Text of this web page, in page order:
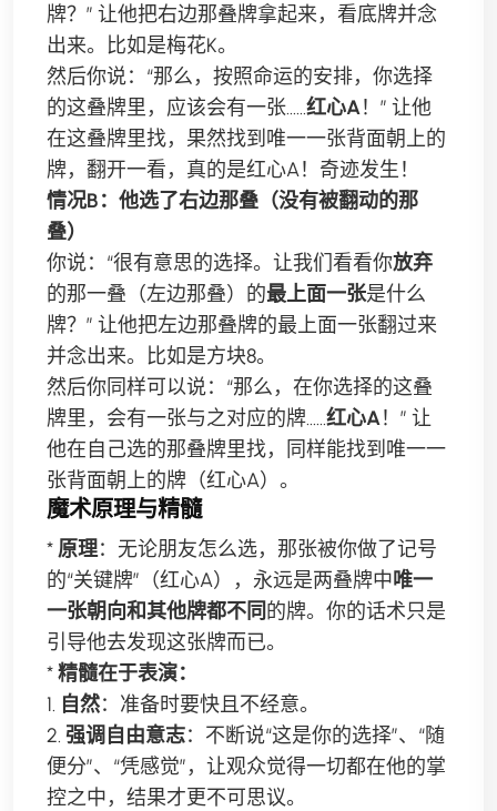
牌？” 让他把右边那叠牌拿起来，看底牌并念
出来。比如是梅花K。
然后你说：“那么，按照命运的安排，你选择
的这叠牌里，应该会有一张……红心A！” 让他
在这叠牌里找，果然找到唯一一张背面朝上的
牌，翻开一看，真的是红心A！奇迹发生！
情况B：他选了右边那叠（没有被翻动的那
叠）
你说：“很有意思的选择。让我们看看你放弃
的那一叠（左边那叠）的最上面一张是什么
牌？” 让他把左边那叠牌的最上面一张翻过来
并念出来。比如是方块8。
然后你同样可以说：“那么，在你选择的这叠
牌里，会有一张与之对应的牌……红心A！” 让
他在自己选的那叠牌里找，同样能找到唯一一
张背面朝上的牌（红心A）。
魔术原理与精髓
* 原理：无论朋友怎么选，那张被你做了记号
的“关键牌”（红心A），永远是两叠牌中唯一
一张朝向和其他牌都不同的牌。你的话术只是
引导他去发现这张牌而已。
*精髓在于表演：
1. 自然：准备时要快且不经意。
2. 强调自由意志：不断说“这是你的选择”、“随
便分”、“凭感觉”，让观众觉得一切都在他的掌
控之中，结果才更不可思议。